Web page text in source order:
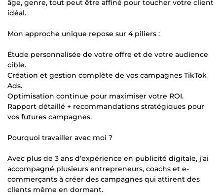
âge, genre, tout peut être affiné pour toucher votre client
idéal.
Mon approche unique repose sur 4 piliers :
Étude personnalisée de votre offre et de votre audience
cible.
Création et gestion complète de vos campagnes TikTok
Ads.
Optimisation continue pour maximiser votre ROI.
Rapport détaillé + recommandations stratégiques pour
vos futures campagnes.
Pourquoi travailler avec moi ?
Avec plus de 3 ans d’expérience en publicité digitale, j’ai
accompagné plusieurs entrepreneurs, coachs et e-
commerçants à créer des campagnes qui attirent des
clients même en dormant.